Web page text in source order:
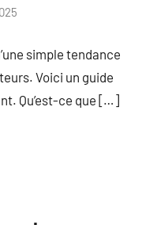
simple tendance
Voici un guide
Qu’est-ce que […]